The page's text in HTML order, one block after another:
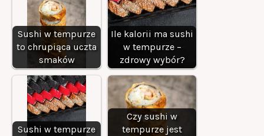
Sushi w tempurze
to chrupiąca uczta
smaków
Ile kalorii ma sushi
w tempurze –
zdrowy wybór?
Sushi w tempurze
Czy sushi w
tempurze jest